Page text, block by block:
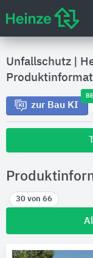
Unfallschutz
zur Bau KI
Hersteller
30 von 66